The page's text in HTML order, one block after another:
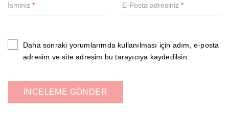
İsminiz * E-Posta adresiniz *
Daha sonraki yorumlarımda kullanılması için adım, e-posta
adresim ve site adresim bu tarayıcıya kaydedilsin.